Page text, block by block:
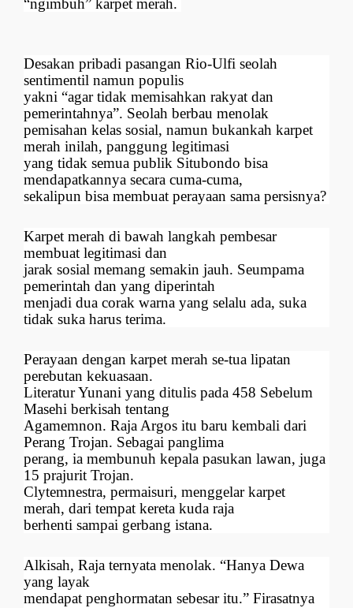
“ngimbuh” karpet merah.
Desakan pribadi pasangan Rio-Ulfi seolah
sentimentil namun populis
yakni “agar tidak memisahkan rakyat dan
pemerintahnya”. Seolah berbau menolak
pemisahan kelas sosial, namun bukankah karpet
merah inilah, panggung legitimasi
yang tidak semua publik Situbondo bisa
mendapatkannya secara cuma-cuma,
sekalipun bisa membuat perayaan sama persisnya?
Karpet merah di bawah langkah pembesar
membuat legitimasi dan
jarak sosial memang semakin jauh. Seumpama
pemerintah dan yang diperintah
menjadi dua corak warna yang selalu ada, suka
tidak suka harus terima.
Perayaan dengan karpet merah se-tua lipatan
perebutan kekuasaan.
Literatur Yunani yang ditulis pada 458 Sebelum
Masehi berkisah tentang
Agamemnon. Raja Argos itu baru kembali dari
Perang Trojan. Sebagai panglima
perang, ia membunuh kepala pasukan lawan, juga
15 prajurit Trojan.
Clytemnestra, permaisuri, menggelar karpet
merah, dari tempat kereta kuda raja
berhenti sampai gerbang istana.
Alkisah, Raja ternyata menolak. “Hanya Dewa
yang layak
mendapat penghormatan sebesar itu.” Firasatnya